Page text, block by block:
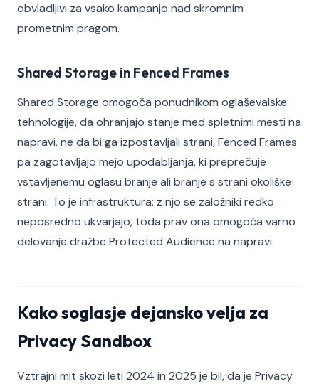
obvladljivi za vsako kampanjo nad skromnim
prometnim pragom.
Shared Storage in Fenced Frames
Shared Storage omogoča ponudnikom oglaševalske
tehnologije, da ohranjajo stanje med spletnimi mesti na
napravi, ne da bi ga izpostavljali strani, Fenced Frames
pa zagotavljajo mejo upodabljanja, ki preprečuje
vstavljenemu oglasu branje ali branje s strani okoliške
strani. To je infrastruktura: z njo se založniki redko
neposredno ukvarjajo, toda prav ona omogoča varno
delovanje dražbe Protected Audience na napravi.
Kako soglasje dejansko velja za
Privacy Sandbox
Vztrajni mit skozi leti 2024 in 2025 je bil, da je Privacy